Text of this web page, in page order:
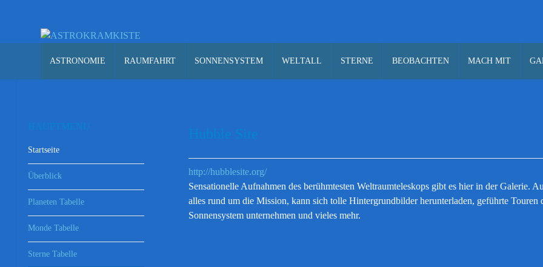
ASTRONOMIE RAUMFAHRT SONNENSYSTEM WELTALL STERNE BEOBACHTEN MACH MIT
Hubble Site
http://hubblesite.org/
Sensationelle Aufnahmen des berühmtesten Weltraumteleskops gibt es hier in der Galerie.
alles rund um die Mission, kann sich tolle Hintergrundbilder herunterladen, geführte Touren
Sonnensystem unternehmen und vieles mehr.
HAUPTMENU
Startseite
Überblick
Planeten Tabelle
Monde Tabelle
Sterne Tabelle